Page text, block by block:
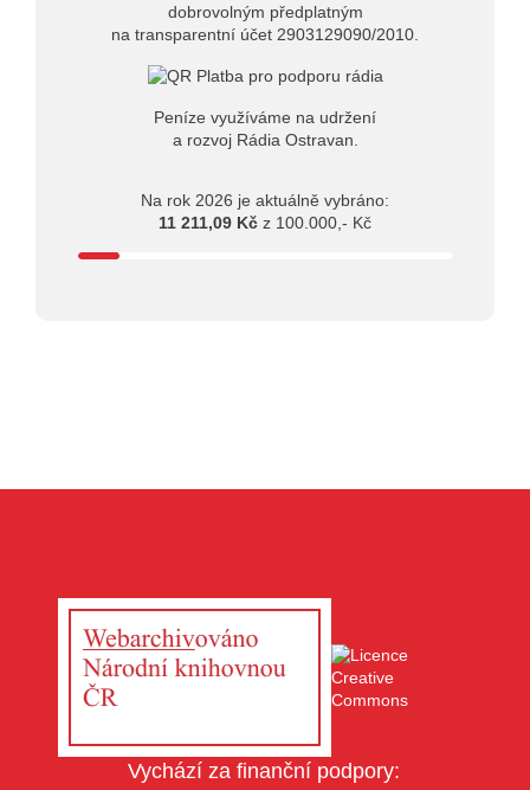
dobrovolným předplatným
na transparentní účet 2903129090/2010.
Peníze využíváme na udržení
a rozvoj Rádia Ostravan.
Na rok 2026 je aktuálně vybráno:
11 211,09 Kč z 100.000,- Kč
Vychází za finanční podpory: